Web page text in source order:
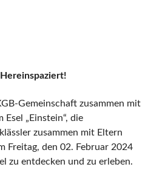
Gemeinschaft zusammen mit
„Einstein“, die
zusammen mit Eltern
Freitag, den 02. Februar 2024
zu entdecken und zu erleben.